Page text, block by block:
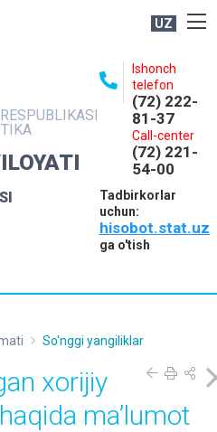
UZ
Ishonch
telefon
(72) 222-
81-37
Call-center
(72) 221-
54-00
Tadbirkorlar
uchun:
hisobot.stat.uz
ga o'tish
XIZMATLAR
XIZMATI
So'nggi yangiliklar
xorijiy
ma’lumot